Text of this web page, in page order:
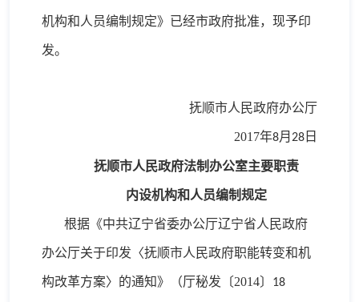
机构和人员编制规定》已经市政府批准，现予印
发。
抚顺市人民政府办公厅
2017年8月 28 日
抚顺市人民政府法制办公室主要职责
内设机构和人员编制规定
根据《中共辽宁省委办公厅辽宁省人民政府
办公厅关于印发〈抚顺市人民政府职能转变和机
构改革方案〉的通知》（厅秘发〔2014〕 18